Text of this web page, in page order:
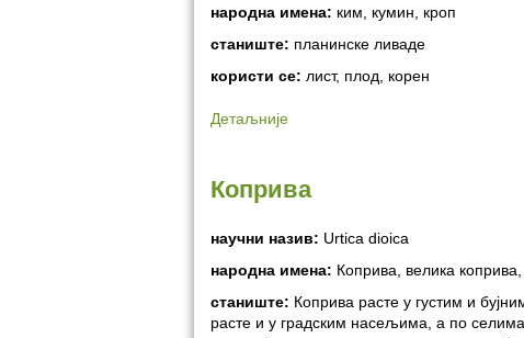
народна имена: ким, кумин, кроп
станиште: планинске ливаде
користи се: лист, плод, корен
Детаљније
Коприва
научни назив: Urtica dioica
народна имена: Коприва, велика
станиште: Коприва расте у густим и
расте и у градским насељима, а по